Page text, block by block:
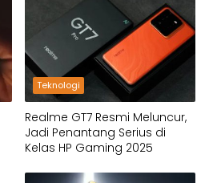
Teknologi
Realme GT7 Resmi Meluncur,
Jadi Penantang Serius di
Kelas HP Gaming 2025